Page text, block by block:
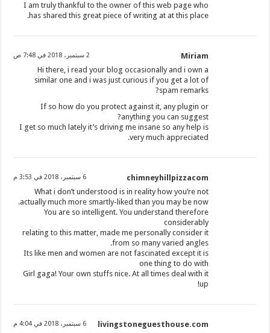
I am truly thankful to the owner of this web page who
has shared this great piece of writing at at this place.
Miriam 2 سبتمبر، 2018 في 7:48 ص
Hi there, i read your blog occasionally and i own a
similar one and i was just curious if you get a lot of
spam remarks?
If so how do you protect against it, any plugin or
anything you can suggest?
I get so much lately it’s driving me insane so any help is
very much appreciated.
chimneyhillpizzacom 6 سبتمبر، 2018 في 3:53 م
What i don’t understood is in reality how you’re not
actually much more smartly-liked than you may be now.
You are so intelligent. You understand therefore
considerably
relating to this matter, made me personally consider it
from so many varied angles.
Its like men and women are not fascinated except it is
one thing to do with
Girl gaga! Your own stuffs nice. At all times deal with it
up!
livingstoneguesthouse.com 6 سبتمبر، 2018 في 4:04 م